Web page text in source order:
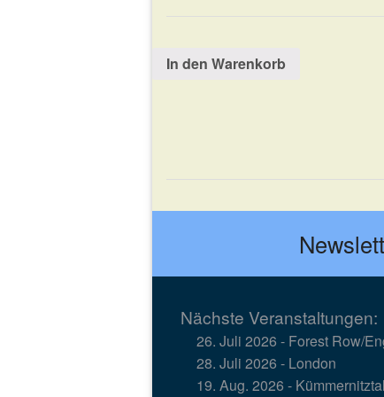
In den Warenkorb
Nächste Veranstaltungen:
26. Juli 2026 - Forest Row/
28. Juli 2026 - London
19. Aug. 2026 - Kümmernitztal
Links Spenden